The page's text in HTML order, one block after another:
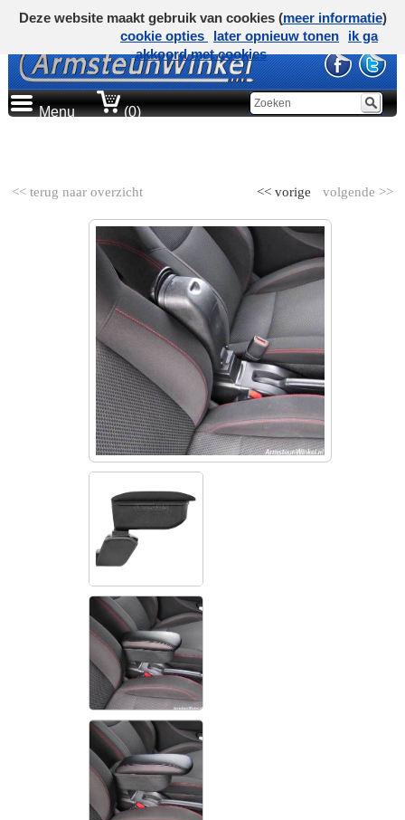
Menu (0)
<< terug naar overzicht volgende >>
<< vorige
Deze website maakt gebruik van cookies (meer informatie)
cookie opties
later opnieuw tonen
ik ga
akkoord met cookies